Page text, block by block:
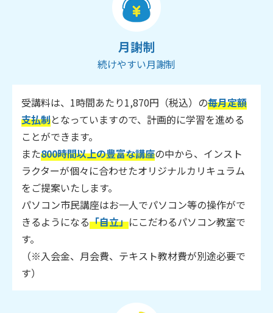
月謝制
続けやすい月謝制
受講料は、1時間あたり1,870円（税込）の毎月定額
支払制となっていますので、計画的に学習を進める
ことができます。
また800時間以上の豊富な講座の中から、インスト
ラクターが個々に合わせたオリジナルカリキュラム
をご提案いたします。
パソコン市民講座はお一人でパソコン等の操作がで
きるようになる「自立」にこだわるパソコン教室で
す。
（※入会金、月会費、テキスト教材費が別途必要で
す）